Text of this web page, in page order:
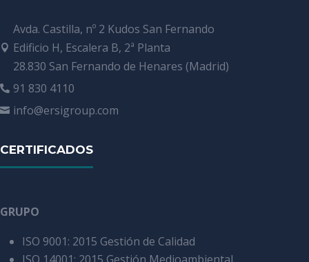

Avda. Castilla, nº 2 Kudos San Fernando
Edificio H, Escalera B, 2ª Planta
28.830 San Fernando de Henares (Madrid)
 91 830 4110
 info@ersigroup.com
CERTIFICADOS
GRUPO
ISO 9001: 2015 Gestión de Calidad